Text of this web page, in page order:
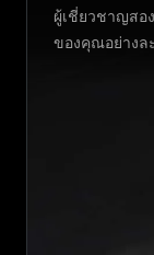
ผู้เชี่ยวชาญสอ
ของคุณอย่างล